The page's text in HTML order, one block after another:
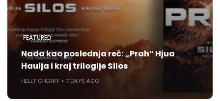
FEATURED
Nada kao poslednja reč: „Prah“ Hjua
Hauija i kraj trilogije Silos
HELLY CHERRY 7 DAYS AGO